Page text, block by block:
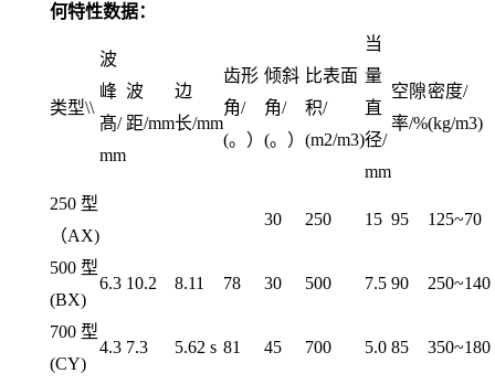
何特性数据：
类型\\
波
峰
髙/
mm
波
距/mm
边
长/mm
齿形
角/
(。）
倾斜
角/
(。）
比表面
积/
(m2/m3)
当
量
直
径/
mm
空隙
率/%
密度/
(kg/m3)
250 型
（AX)
30 250 15 95 125~70
500 型
(BX)
6.3 10.2 8.11 78 30 500 7.5 90 250~140
700 型
(CY)
4.3 7.3 5.62 s 81 45 700 5.0 85 350~180